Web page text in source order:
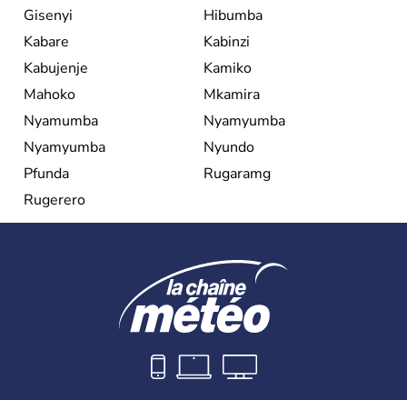
Gisenyi
Hibumba
Kabare
Kabinzi
Kabujenje
Kamiko
Mahoko
Mkamira
Nyamumba
Nyamyumba
Nyamyumba
Nyundo
Pfunda
Rugaramg
Rugerero